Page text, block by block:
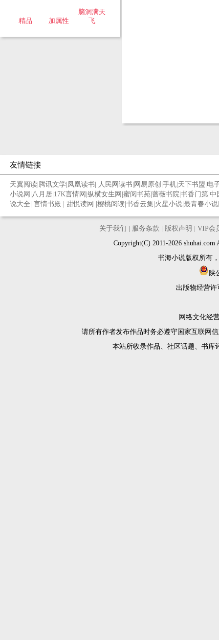
精品 加属性
脑洞满天
飞
友情链接
天翼阅读 腾讯文学 凤凰读书 人民网读书 网易原创 手机 天下书盟 电
小说网 八月居 17K言情网 纵横女生网 蜜阅书苑 蔷薇书院 书香门第 中
说大全 言情书殿 甜悦读网 樱桃阅读 书香云集 火星小说 最青春小
关于我们 服务条款 版权声明
VIP会
Copyright(C) 2011-2026
书海小说版权所有
陕
出版物经营许
网络文化经
请所有作者发布作品时务必遵守国家互联网
本站所收录作品、社区话题、书库